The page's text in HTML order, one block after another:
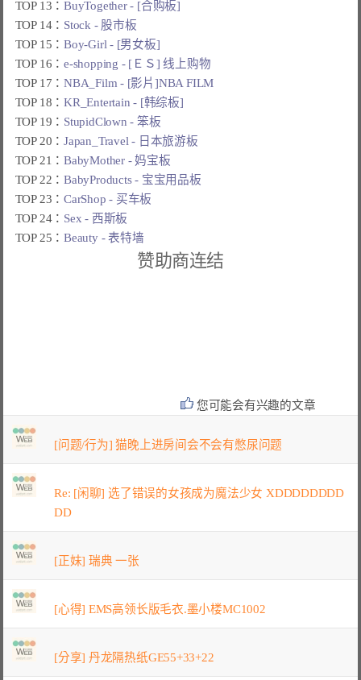
TOP 13：BuyTogether - [合购板]
TOP 14： Stock - 股市板
TOP 15：Boy-Girl - [男女板]
TOP 16：e-shopping - [ＥＳ] 线上购物
TOP 17：NBA_Film - [影片]NBA FILM
TOP 18：KR_Entertain - [韩综板]
TOP 19： StupidClown - 笨板
TOP 20：Japan_Travel - 日本旅游板
TOP 21：BabyMother - 妈宝板
TOP 22：BabyProducts - 宝宝用品板
TOP 23：CarShop - 买车板
TOP 24： Sex - 西斯板
TOP 25：Beauty - 表特墙
赞助商连结
您可能会有兴趣的文章
[问题/行为] 猫晚上进房间会不会有憋尿问题
Re: [闲聊] 选了错误的女孩成为魔法少女 XDDDDDDDD
DD
[正妹] 瑞典 一张
[心得] EMS高领长版毛衣.墨小楼MC1002
[分享] 丹龙隔热纸GE55+33+22